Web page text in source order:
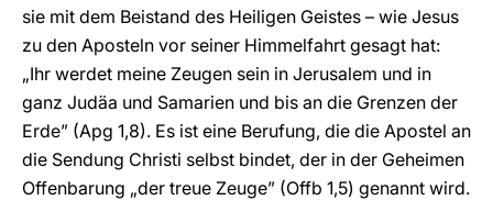
sie mit dem Beistand des Heiligen Geistes – wie Jesus
zu den Aposteln vor seiner Himmelfahrt gesagt hat:
„Ihr werdet meine Zeugen sein in Jerusalem und in
ganz Judäa und Samarien und bis an die Grenzen der
Erde” (Apg 1,8). Es ist eine Berufung, die die Apostel an
die Sendung Christi selbst bindet, der in der Geheimen
Offenbarung „der treue Zeuge” (Offb 1,5) genannt wird.